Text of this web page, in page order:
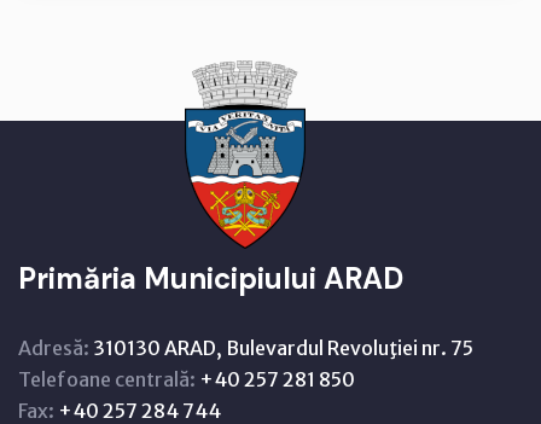
Primăria Municipiului ARAD
Adresă: 310130 ARAD, Bulevardul Revoluţiei nr. 75
Telefoane centrală: +40 257 281 850
Fax: +40 257 284 744